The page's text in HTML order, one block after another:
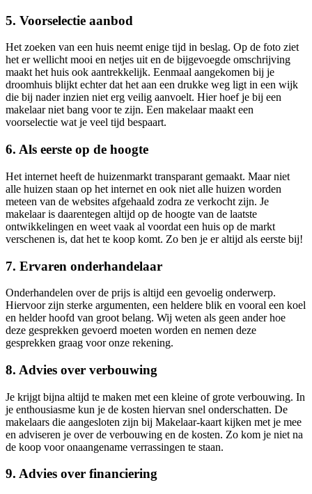
5. Voorselectie aanbod
Het zoeken van een huis neemt enige tijd in beslag. Op de foto ziet
het er wellicht mooi en netjes uit en de bijgevoegde omschrijving
maakt het huis ook aantrekkelijk. Eenmaal aangekomen bij je
droomhuis blijkt echter dat het aan een drukke weg ligt in een wijk
die bij nader inzien niet erg veilig aanvoelt. Hier hoef je bij een
makelaar niet bang voor te zijn. Een makelaar maakt een
voorselectie wat je veel tijd bespaart.
6. Als eerste op de hoogte
Het internet heeft de huizenmarkt transparant gemaakt. Maar niet
alle huizen staan op het internet en ook niet alle huizen worden
meteen van de websites afgehaald zodra ze verkocht zijn. Je
makelaar is daarentegen altijd op de hoogte van de laatste
ontwikkelingen en weet vaak al voordat een huis op de markt
verschenen is, dat het te koop komt. Zo ben je er altijd als eerste bij!
7. Ervaren onderhandelaar
Onderhandelen over de prijs is altijd een gevoelig onderwerp.
Hiervoor zijn sterke argumenten, een heldere blik en vooral een koel
en helder hoofd van groot belang. Wij weten als geen ander hoe
deze gesprekken gevoerd moeten worden en nemen deze
gesprekken graag voor onze rekening.
8. Advies over verbouwing
Je krijgt bijna altijd te maken met een kleine of grote verbouwing. In
je enthousiasme kun je de kosten hiervan snel onderschatten. De
makelaars die aangesloten zijn bij Makelaar-kaart kijken met je mee
en adviseren je over de verbouwing en de kosten. Zo kom je niet na
de koop voor onaangename verrassingen te staan.
9. Advies over financiering